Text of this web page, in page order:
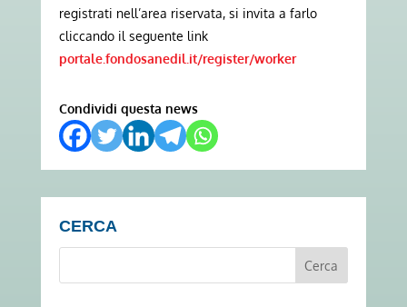
registrati nell’area riservata, si invita a farlo
cliccando il seguente link
portale.fondosanedil.it/register/worker
Condividi questa news
CERCA